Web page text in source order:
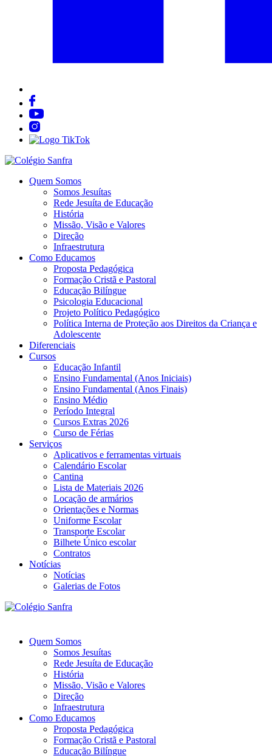
Quem Somos
Somos Jesuítas
Rede Jesuíta de Educação
História
Missão, Visão e Valores
Direção
Infraestrutura
Como Educamos
Proposta Pedagógica
Formação Cristã e Pastoral
Educação Bilíngue
Psicologia Educacional
Projeto Político Pedagógico
Política Interna de Proteção aos Direitos da Criança e
Adolescente
Diferenciais
Cursos
Educação Infantil
Ensino Fundamental (Anos Iniciais)
Ensino Fundamental (Anos Finais)
Ensino Médio
Período Integral
Cursos Extras 2026
Curso de Férias
Serviços
Aplicativos e ferramentas virtuais
Calendário Escolar
Cantina
Lista de Materiais 2026
Locação de armários
Orientações e Normas
Uniforme Escolar
Transporte Escolar
Bilhete Único escolar
Contratos
Notícias
Notícias
Galerias de Fotos
Quem Somos
Somos Jesuítas
Rede Jesuíta de Educação
História
Missão, Visão e Valores
Direção
Infraestrutura
Como Educamos
Proposta Pedagógica
Formação Cristã e Pastoral
Educação Bilíngue